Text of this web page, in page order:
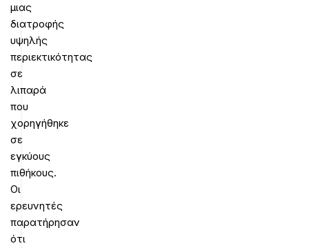
μιας
διατροφής
υψηλής
περιεκτικότητας
σε
λιπαρά
που
χορηγήθηκε
σε
εγκύους
πιθήκους.
Οι
ερευνητές
παρατήρησαν
ότι